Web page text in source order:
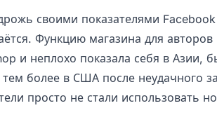
своими показателями
Функцию магазина для
и неплохо показала себя в Азии,
более в США после неудачного
просто не стали использовать